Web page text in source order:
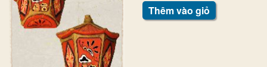
Thêm vào giỏ